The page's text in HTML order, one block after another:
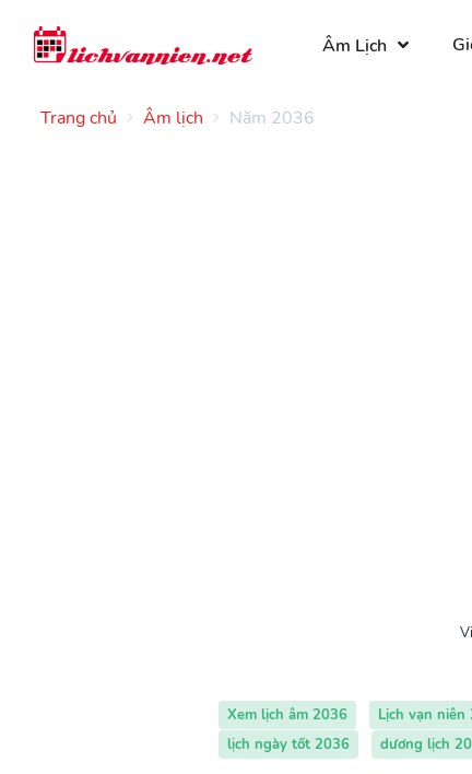
Âm Lịch
Trang chủ Âm lịch Năm 2036
Xem lịch âm 2036 Lịch vạn niên
lịch ngày tốt 2036
dương lịch